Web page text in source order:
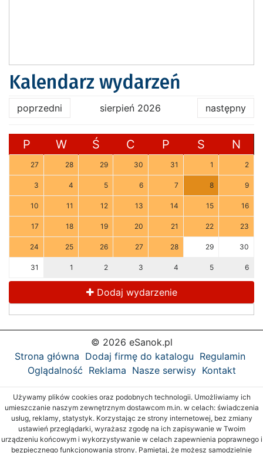
Kalendarz wydarzeń
poprzedni sierpień 2026 następny
P W Ś C P S N
27 28 29 30 31 1 2
3 4 5 6 7 8 9
10 11 12 13 14 15 16
17 18 19 20 21 22 23
24 25 26 27 28 29 30
31 1 2 3 4 5 6
Dodaj wydarzenie
© 2026 eSanok.pl
Strona główna Dodaj firmę do katalogu Regulamin
Oglądalność Reklama Nasze serwisy Kontakt
Używamy plików cookies oraz podobnych technologii. Umożliwiamy ich
umieszczanie naszym zewnętrznym dostawcom m.in. w celach: świadczenia
usług, reklamy, statystyk. Korzystając ze strony internetowej, bez zmiany
ustawień przeglądarki, wyrażasz zgodę na ich zapisywanie w Twoim
urządzeniu końcowym i wykorzystywanie w celach zapewnienia poprawnego i
bezpiecznego funkcjonowania strony. Pamiętaj, że możesz samodzielnie